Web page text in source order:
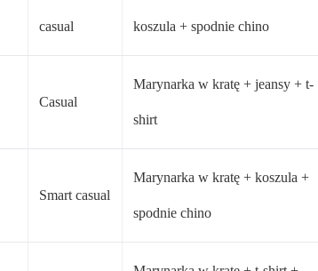
casual koszula + spodnie chino
Casual
Marynarka w kratę + jeansy + t-
shirt
Smart casual
Marynarka w kratę + koszula +
spodnie chino